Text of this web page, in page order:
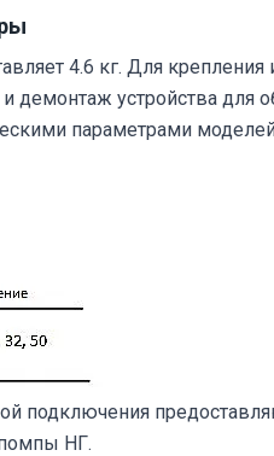
4.6 кг. Для
демонтаж устройства
параметрами
подключения
НГ.